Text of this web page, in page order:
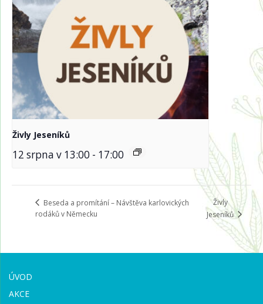
Živly Jeseníků
12 srpna v 13:00 - 17:00
Beseda a promítání – Návštěva karlovických
rodáků v Německu
Živly
Jeseníků
ÚVOD
AKCE